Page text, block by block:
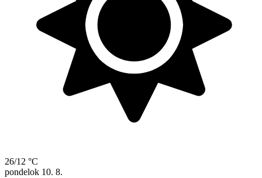
26/12 °C
pondelok 10. 8.